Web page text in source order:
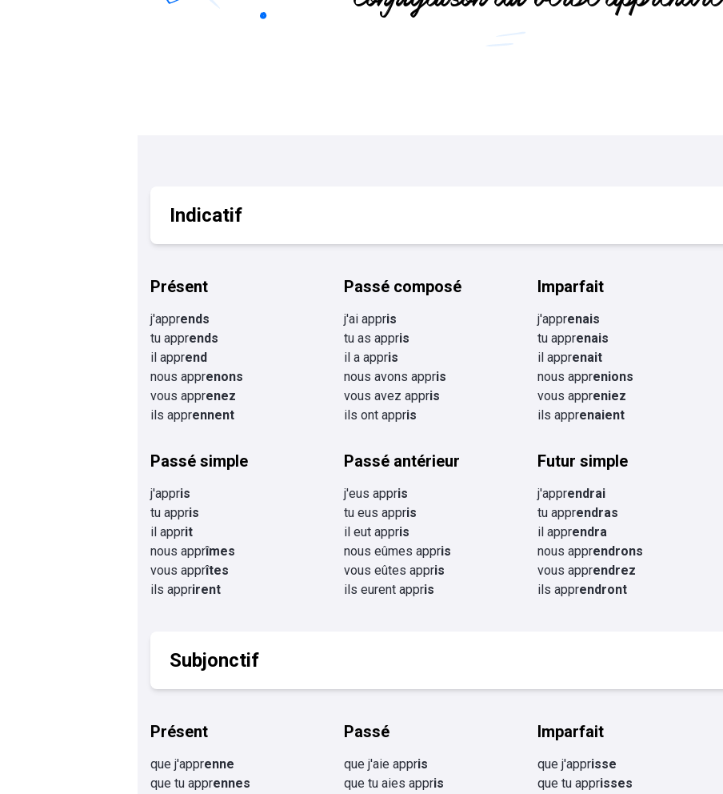
Flashcards Collège
Indicatif
Présent
j'apprends
tu apprends
il apprend
nous apprenons
vous apprenez
ils apprennent
Passé composé
j'ai appris
tu as appris
il a appris
nous avons appris
vous avez appris
ils ont appris
Imparfait
j'apprenais
tu apprenais
il apprenait
nous apprenions
vous appreniez
ils apprenaient
Passé simple
j'appris
tu appris
il apprit
nous apprîmes
vous apprîtes
ils apprirent
Passé antérieur
j'eus appris
tu eus appris
il eut appris
nous eûmes appris
vous eûtes appris
ils eurent appris
Futur simple
j'apprendrai
tu apprendras
il apprendra
nous apprendrons
vous apprendrez
ils apprendront
Subjonctif
Présent
que j'apprenne
que tu apprennes
Passé
que j'aie appris
que tu aies appris
Imparfait
que j'apprisse
que tu apprisses